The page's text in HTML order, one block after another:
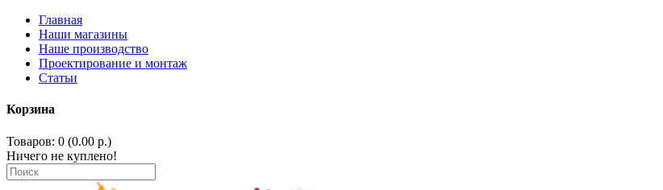
Главная
Наши магазины
Наше производство
Проектирование и монтаж
Статьи
Корзина
Товаров: 0 (0.00 р.)
Ничего не куплено!